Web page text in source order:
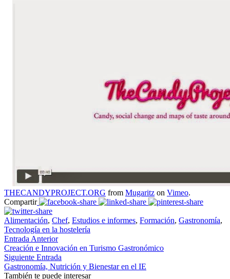
THECANDYPROJECT.ORG from Mugaritz on Vimeo.
Compartir
Alimentación, Chef, Estudios e informes, Formación, Gastronomía,
Tecnología en la hostelería
Entrada Anterior
Creación e Innovación en Turismo Gastronómico
Siguiente Entrada
Gastronomía, Nutrición y Bienestar en el IE
También te puede interesar